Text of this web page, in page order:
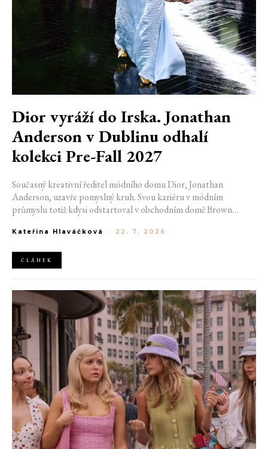
Dior vyráží do Irska. Jonathan
Anderson v Dublinu odhalí
kolekci Pre-Fall 2027
Současný kreativní ředitel módního domu Dior, Jonathan
Anderson, uzavře pomyslný kruh. Svou kariéru v módním
průmyslu totiž kdysi odstartoval v obchodním domě Brown
jedné z největších luxusních značek světa. V prosinci totiž v
Fall 2027.
Kateřina Hlaváčková - 22. 7. 2026
ČLÁNEK